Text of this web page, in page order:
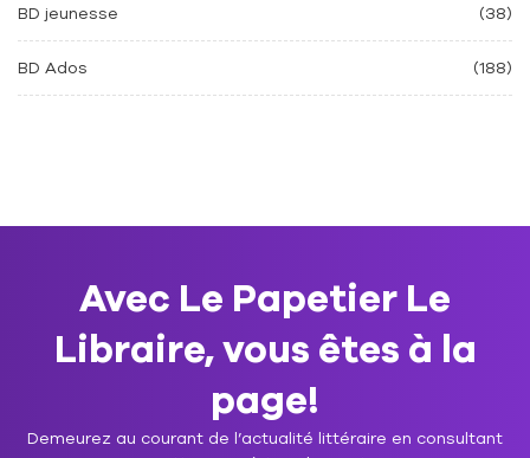
BD jeunesse (38)
BD Ados (188)
Avec Le Papetier Le
Libraire, vous êtes à la
page!
Demeurez au courant de l’actualité littéraire en consultant